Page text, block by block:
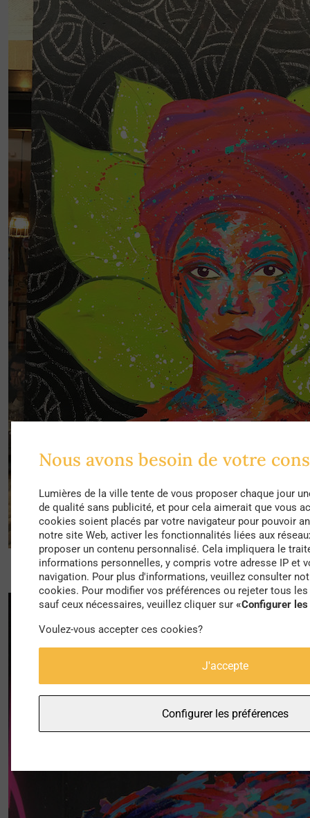
Nous avons besoin de votre
Lumières de la ville tente de vous proposer chaque jour
de qualité sans publicité, et pour cela aimerait que vous
cookies soient placés par votre navigateur pour pouvoir
notre site Web, activer les fonctionnalités liées aux
proposer un contenu personnalisé. Cela impliquera le
informations personnelles, y compris votre adresse IP et
navigation. Pour plus d'informations, veuillez consulter
cookies. Pour modifier vos préférences ou rejeter tous
sauf ceux nécessaires, veuillez cliquer sur«Configurer
Voulez-vous accepter ces cookies?
J'accepte
Configurer les préférences